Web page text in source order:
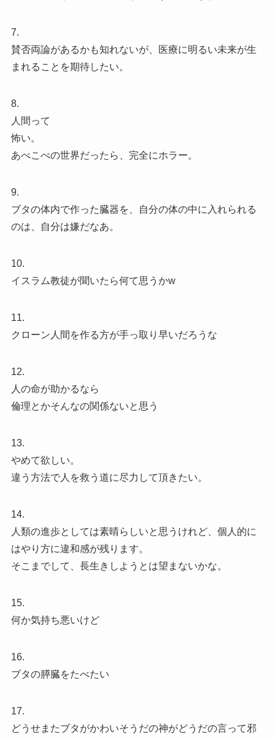
7.
賛否両論があるかも知れないが、医療に明るい未来が生
まれることを期待したい。
8.
人間って
怖い。
あべこべの世界だったら、完全にホラー。
9.
ブタの体内で作った臓器を、自分の体の中に入れられる
のは、自分は嫌だなあ。
10.
イスラム教徒が聞いたら何て思うかw
11.
クローン人間を作る方が手っ取り早いだろうな
12.
人の命が助かるなら
倫理とかそんなの関係ないと思う
13.
やめて欲しい。
違う方法で人を救う道に尽力して頂きたい。
14.
人類の進歩としては素晴らしいと思うけれど、個人的に
はやり方に違和感が残ります。
そこまでして、長生きしようとは望まないかな。
15.
何か気持ち悪いけど
16.
ブタの膵臓をたべたい
17.
どうせまたブタがかわいそうだの神がどうだの言って邪